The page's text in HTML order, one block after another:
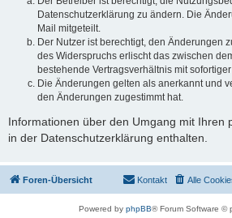
Datenschutzerklärung zu ändern. Die
Mail mitgeteilt.
Der Nutzer ist berechtigt, den Änderungen
des Widerspruchs erlischt das zwischen
bestehende Vertragsverhältnis mit
Die Änderungen gelten als anerkannt und
den Änderungen zugestimmt hat.
Informationen über den Umgang mit Ihren
in der Datenschutzerklärung enthalten.
Foren-Übersicht Alle
Kontakt
Powered by phpBB® Forum Software ©